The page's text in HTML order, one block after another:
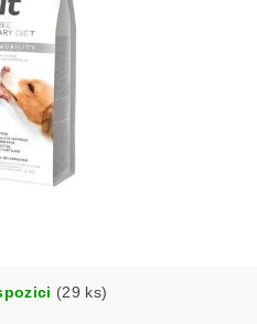
(29 ks)